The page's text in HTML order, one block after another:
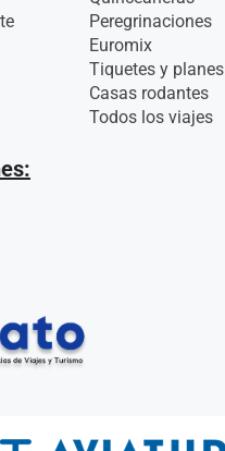
Peregrinaciones
Euromix
Tiquetes y planes
Casas rodantes
Todos los viajes